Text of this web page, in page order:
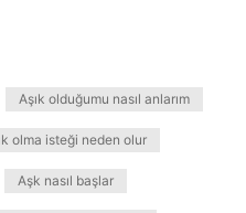
Aşık olduğumu nasıl anlarım
olma isteği neden olur
Aşk nasıl başlar